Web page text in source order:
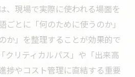
、現場で実際に使われる場面を
ごとに「何のために使うのか」
か」を整理することが効果的で
クリティカルパス」や「出来高
捗やコスト管理に直結する重要